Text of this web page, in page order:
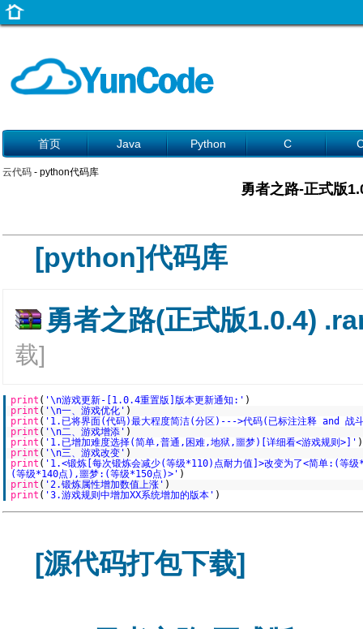
首页 Java Python C
云代码 - python代码库
勇者之路-正式版
[python]代码库
勇者之路(正式版1.0.4)
载]
print ( '\n游戏更新-[1.0.4重置版]版本更新通知:' )
print ( '\n一、游戏优化' )
print ( '1.已将界面(代码)最大程度简洁(分区)--->代码(已标注注释 and 战
print ( '\n二、游戏增添' )
print ( '1.已增加难度选择(简单,普通,困难,地狱,噩梦)[详细看<游戏规则>]' )
print ( '\n三、游戏改变' )
print ( '1.<锻炼[每次锻炼会减少(等级*110)点耐力值]>改变为了<简单:(
(等级*140点),噩梦:(等级*150点)>' )
print ( '2.锻炼属性增加数值上涨' )
print ( '3.游戏规则中增加XX系统增加的版本' )
[源代码打包下载]